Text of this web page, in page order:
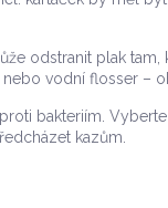
odstranit plak tam,
vodní flosser –
bakteriím.
kazům.